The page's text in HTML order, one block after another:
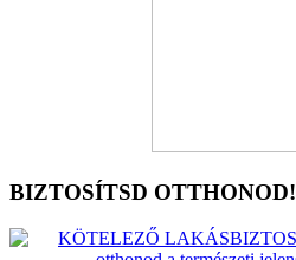
BIZTOSÍTSD OTTHONOD!